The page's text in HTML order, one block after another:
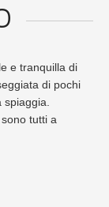
e tranquilla di
di pochi
spiaggia.
tutti a